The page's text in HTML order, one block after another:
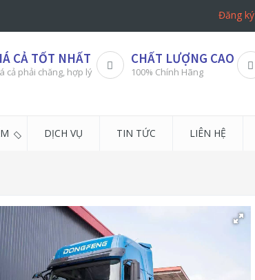
Đăng ký
CẢ TỐT NHẤT
cả phải chăng, hợp lý
CHẤT LƯỢNG CAO
100% Chính Hãng
DỊCH VỤ TIN TỨC LIÊN HỆ